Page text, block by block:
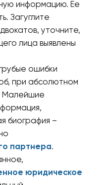
информацию. Ее
Загуглите
уточните,
лица выявлены
ошибки
при абсолютном
Малейшие
биография –
партнера.
юридическое